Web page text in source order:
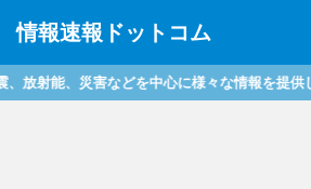
情報速報ドットコム
中心に様々な情報を提供しているサイトです！